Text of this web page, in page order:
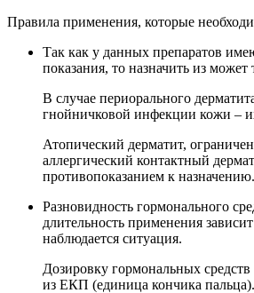
Правила применения, которые
Так как у данных препаратов
показания, то назначить из может
В случае периорального
гнойничковой инфекции кожи –
Атопический дерматит,
аллергический контактный
противопоказанием к назначению.
Разновидность гормонального
длительность применения
наблюдается ситуация.
Дозировку гормональных
из ЕКП (единица кончика пальца).